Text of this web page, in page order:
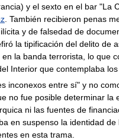
y el sexto en el bar "La
. También recibieron penas
y de falsedad de
la tipificación del delito de
en la banda terrorista, lo que
Interior que contemplaba
inconexos entre sí" y no
no fue posible determinar la
ni las fuentes de
en suspenso la identidad
en esta trama.